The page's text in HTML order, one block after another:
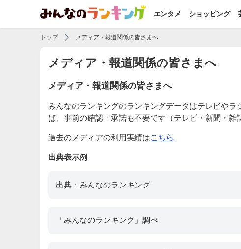
エンタメ ショッピング
トップ メディア・報道関係の皆さまへ
メディア・報道関係の皆さまへ
メディア・報道関係の皆さまへ
みんなのランキングのランキングデータはテレビや
ば、事前の確認・承諾も不要です（テレビ・新聞・雑
過去のメディアの利用実績はこちら
出典表示例
出典：みんなのランキング
「みんなのランキング」調べ